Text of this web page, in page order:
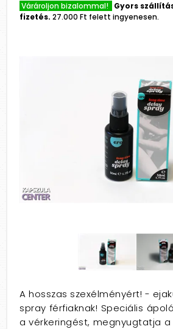
Várároljon bizalommal! Gyors
fizetés. 27.000 Ft felett ingyenesen.
A hosszas szexélményért! -
spray férfiaknak! Speciális
a vérkeringést, megnyugtatja